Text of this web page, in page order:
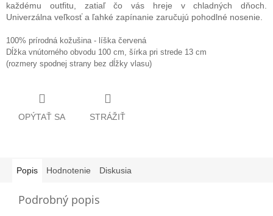
každému outfitu, zatiaľ čo vás hreje v chladných dňoch.
Univerzálna veľkosť a ľahké zapínanie zaručujú pohodlné nosenie.
100% prírodná kožušina - líška červená
Dĺžka vnútorného obvodu 100 cm, šírka pri strede 13 cm
(rozmery spodnej strany bez dĺžky vlasu)
OPÝTAŤ SA STRÁŽIŤ
Popis Hodnotenie Diskusia
Podrobný popis